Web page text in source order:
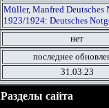
Müller, Manfred Deutsches
1923/1924: Deutsches
нет
последнее
31.03.23
Разделы сайта